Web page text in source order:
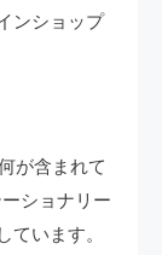
ンショップ
が含まれて
ショナリー
います。